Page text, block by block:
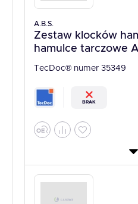
A.B.S.
Zestaw klocków
hamulce tarczowe
TecDoc® numer 35349
BRAK